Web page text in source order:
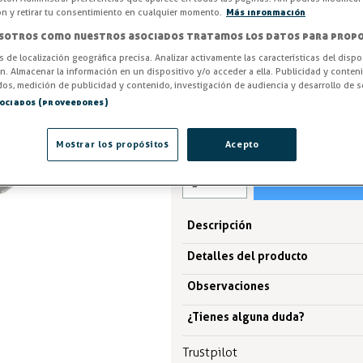
Entrega en 24/48h
-1% AHORRA -0,36 €
IVA excl. 20,23€
Descripción
Detalles del producto
Observaciones
¿Tienes alguna duda?
Trustpilot
y retirar tu consentimiento en cualquier momento. Más información
como nuestros asociados tratamos los datos para
de localización geográfica precisa. Analizar activamente las características del
Almacenar la información en un dispositivo y/o acceder a ella. Publicidad y
medición de publicidad y contenido, investigación de audiencia y desarrollo de
(proveedores)
Acepto
Mostrar los propósitos